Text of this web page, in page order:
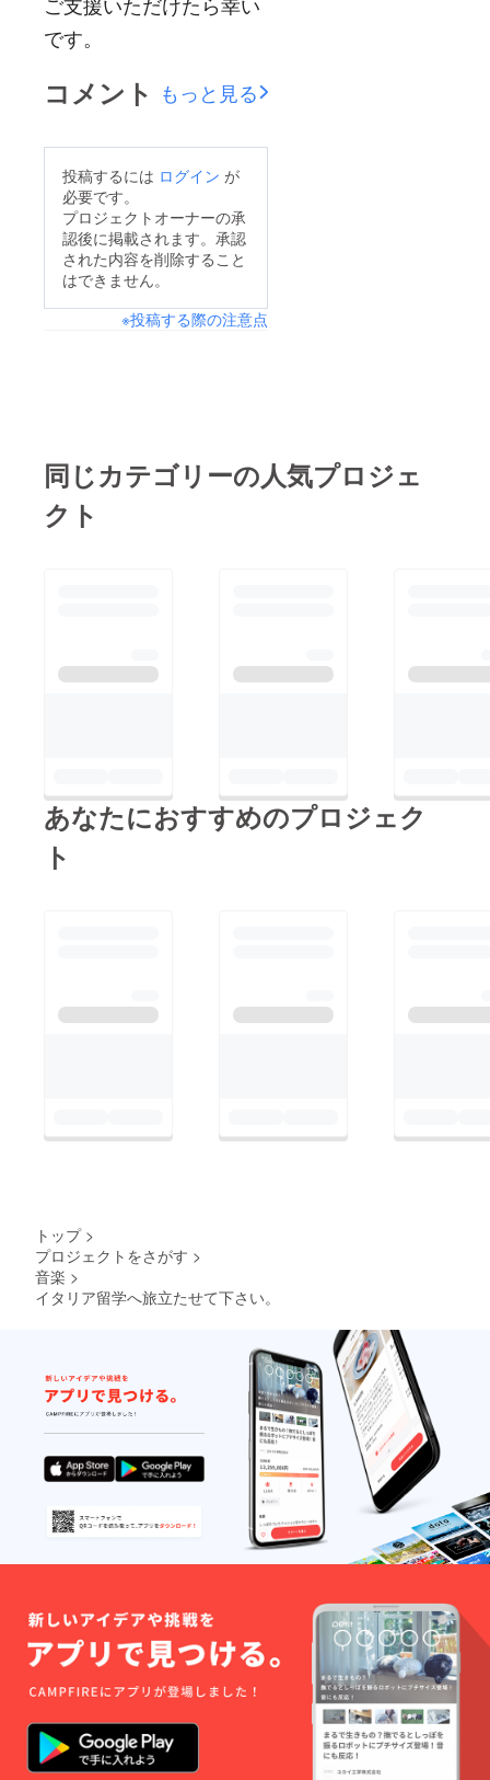
です。
コメント もっと見る
投稿するには ログイン が
必要です。
プロジェクトオーナーの承
認後に掲載されます。承認
された内容を削除すること
はできません。
※投稿する際の注意点
同じカテゴリーの人気プロジェ
クト
あなたにおすすめのプロジェク
ト
トップ >
プロジェクトをさがす >
音楽 >
イタリア留学へ旅立たせて下さい。